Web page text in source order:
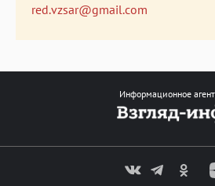
red.vzsar@gmail.com
Информационное